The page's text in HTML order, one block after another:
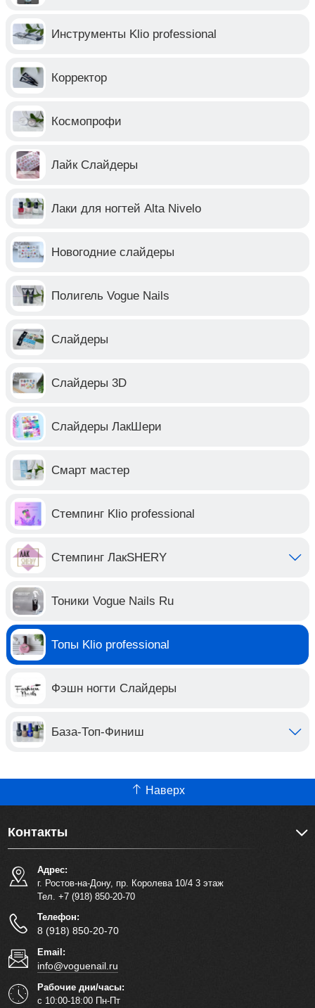
Инструменты Klio professional
Корректор
Космопрофи
Лайк Слайдеры
Лаки для ногтей Alta Nivelo
Новогодние слайдеры
Полигель Vogue Nails
Слайдеры
Слайдеры 3D
Слайдеры ЛакШери
Смарт мастер
Стемпинг Klio professional
Стемпинг ЛакSHERY
Тоники Vogue Nails Ru
Топы Klio professional
Фэшн ногти Слайдеры
База-Топ-Финиш
Наверх
Контакты
Адрес:
г. Ростов-на-Дону, пр. Королева 10/4 3 этаж
Тел. +7 (918) 850-20-70
Телефон:
8 (918) 850-20-70
Email:
info@voguenail.ru
Рабочие дни/часы:
с 10:00-18:00 Пн-Пт